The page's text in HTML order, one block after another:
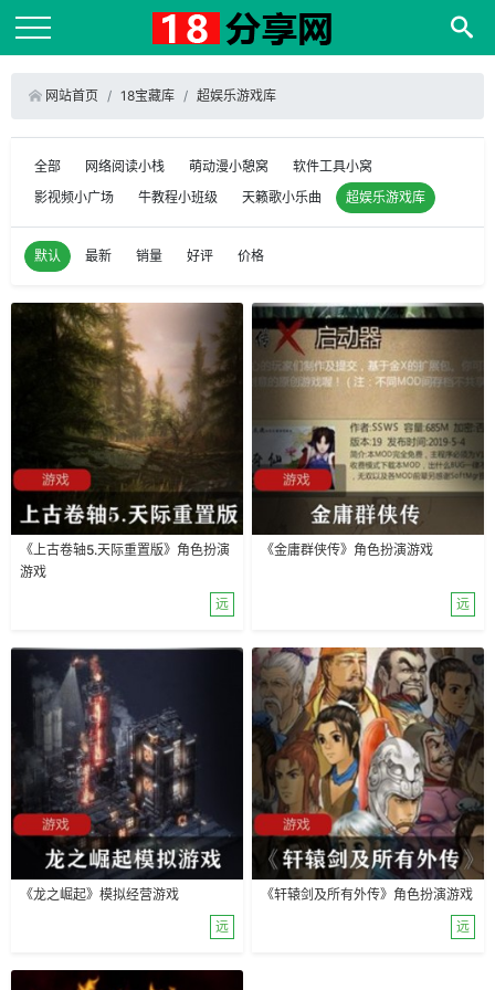
网站首页 18宝藏库 超娱乐游戏库
全部 网络阅读小栈 萌动漫小憩窝
软件工具小窝
影视频小广场
牛教程小班级 天籁歌小乐曲 超娱乐游戏库
默认 最新 销量 好评 价格
《上古卷轴5.天际重置版》角色扮演
游戏
远
《金庸群侠传》角色扮演游戏
远
《龙之崛起》模拟经营游戏
远
《轩辕剑及所有外传》角色扮演游戏
远